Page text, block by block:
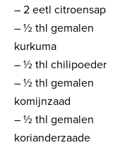
– 2 eetl citroensap
– ½ thl gemalen
kurkuma
– ½ thl chilipoeder
– ½ thl gemalen
komijnzaad
– ½ thl gemalen
korianderzaade